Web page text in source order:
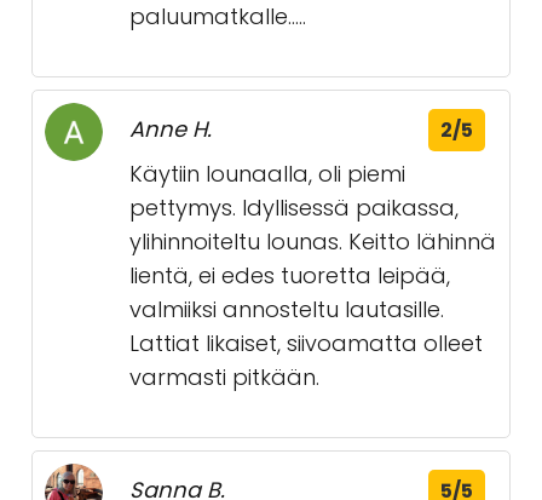
paluumatkalle.....
Anne H. 2/5
Käytiin lounaalla, oli piemi
pettymys. Idyllisessä paikassa,
ylihinnoiteltu lounas. Keitto lähinnä
lientä, ei edes tuoretta leipää,
valmiiksi annosteltu lautasille.
Lattiat likaiset, siivoamatta olleet
varmasti pitkään.
Sanna B. 5/5